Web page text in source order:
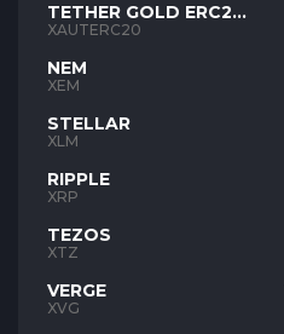
TETHER GOLD ERC20
XAUT
XAUTERC20
NEM
XEM
STELLAR
XLM
RIPPLE
XRP
TEZOS
XTZ
VERGE
XVG